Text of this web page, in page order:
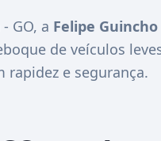
GO, a Felipe Guincho
de veículos
rapidez e segurança.